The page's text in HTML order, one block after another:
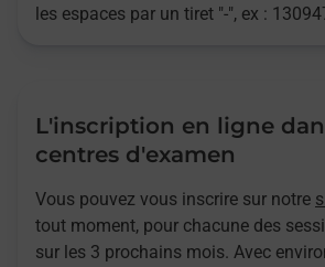
les espaces par un tiret "-", ex :
L'inscription en ligne
centres d'examen
Vous pouvez vous inscrire sur notre
tout moment, pour chacune des
sur les 3 prochains mois. Avec